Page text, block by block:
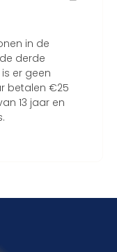
in de
derde
er geen
betalen €25
13 jaar en